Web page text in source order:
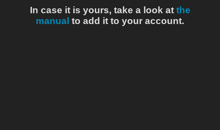
In case it is yours, take a look at the
manual to add it to your account.